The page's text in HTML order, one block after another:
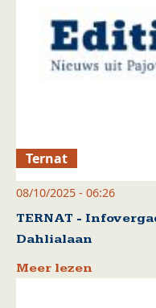
Ternat
08/10/2025 - 06:26
TERNAT -
Dahlialaan
Meer lezen